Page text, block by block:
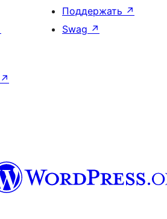
Поддержать ↗
Swag ↗
↗